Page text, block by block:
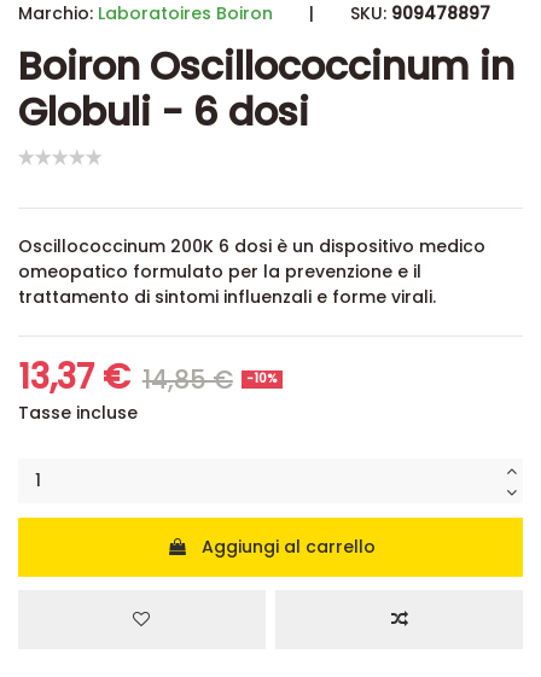
Marchio: Laboratoires Boiron | SKU: 909478897
Boiron Oscillococcinum in
Globuli - 6 dosi
Oscillococcinum 200K 6 dosi è un dispositivo medico
omeopatico formulato per la prevenzione e il
trattamento di sintomi influenzali e forme virali.
13,37 € 14,85 € -10%
Tasse incluse
Aggiungi al carrello